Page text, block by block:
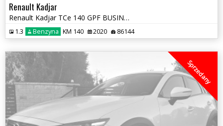
Renault Kadjar
Renault Kadjar TCe 140 GPF BUSINESS EDITION
1.3 Benzyna KM 140 2020 86144
Sprzedany